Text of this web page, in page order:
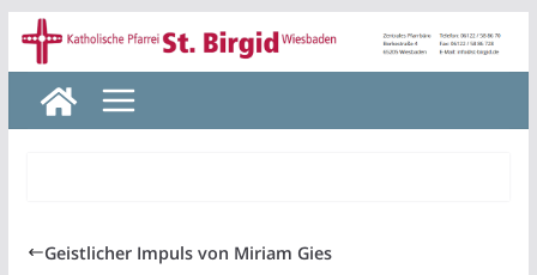
Zum
Inhalt
springen
Geistlicher Impuls von Miriam Gies